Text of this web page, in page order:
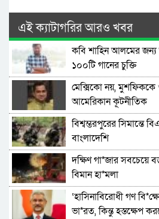
এই ক্যাটাগরির আরও খবর
কবি শাহিন আলমের জন্য
১০০টি গানের চুক্তি
মেক্সিকো নয়, মুশফিককে
আমেরিকান কূটনীতিক
বিশ্বম্ভরপুরের সিমান্তে
বাংলাদেশি
দক্ষিণ গা*জার সবচেয়ে
বিমান হা*মলা
‘হাসিনাবিরোধী গণ
ভা*রত, কিন্তু হস্তক্ষেপ